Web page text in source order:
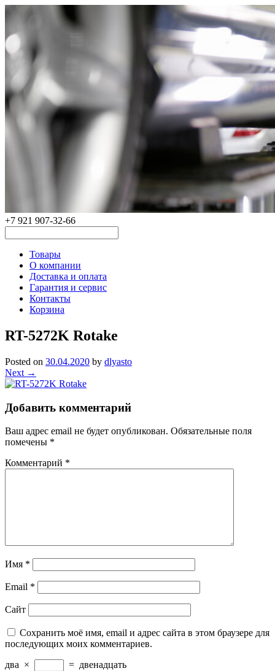
+7 921 907-32-66
Товары
О компании
Доставка и оплата
Гарантия и сервис
Контакты
Корзина
RT-5272K Rotake
Posted on 30.04.2020 by dlyasto
Next →
Добавить комментарий
Ваш адрес email не будет опубликован. Обязательные поля
помечены *
Комментарий *
Имя *
Email *
Сайт
Сохранить моё имя, email и адрес сайта в этом браузере для
последующих моих комментариев.
два × = двенадцать